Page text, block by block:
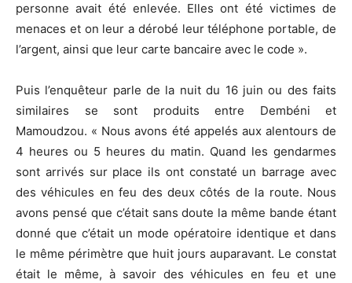
personne avait été enlevée. Elles ont été victimes de
menaces et on leur a dérobé leur téléphone portable, de
l’argent, ainsi que leur carte bancaire avec le code ».
Puis l’enquêteur parle de la nuit du 16 juin ou des faits
similaires se sont produits entre Dembéni et
Mamoudzou. « Nous avons été appelés aux alentours de
4 heures ou 5 heures du matin. Quand les gendarmes
sont arrivés sur place ils ont constaté un barrage avec
des véhicules en feu des deux côtés de la route. Nous
avons pensé que c’était sans doute la même bande étant
donné que c’était un mode opératoire identique et dans
le même périmètre que huit jours auparavant. Le constat
était le même, à savoir des véhicules en feu et une